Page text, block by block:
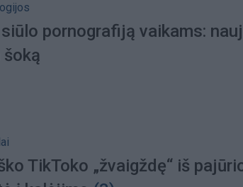
pornografiją vaikams:
TikToko „žvaigždę“ iš